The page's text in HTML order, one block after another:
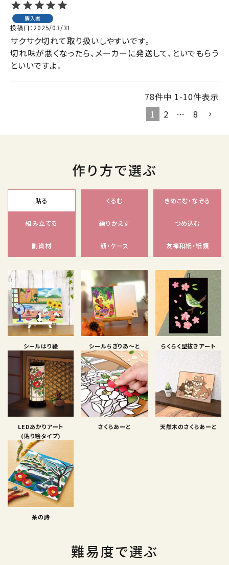
購入者
投稿日 2025/03/31
サクサク切れて取り扱いしやすいです。
切れ味が悪くなったら、メーカーに発送して、といでもらう
といいですよ。
78件中 1-10件表示
1
2 … 8
作り方で選ぶ
貼る くるむ きめこむ・なぞる
組み立てる 繰りかえす つめ込む
副資材 額・ケース 友禅和紙・紙類
シールはり絵 シールちぎりあ〜と らくらく型抜きアート
LEDあかりアート
(貼り絵タイプ)
さくらあーと 天然木のさくらあーと
糸の詩
難易度で選ぶ